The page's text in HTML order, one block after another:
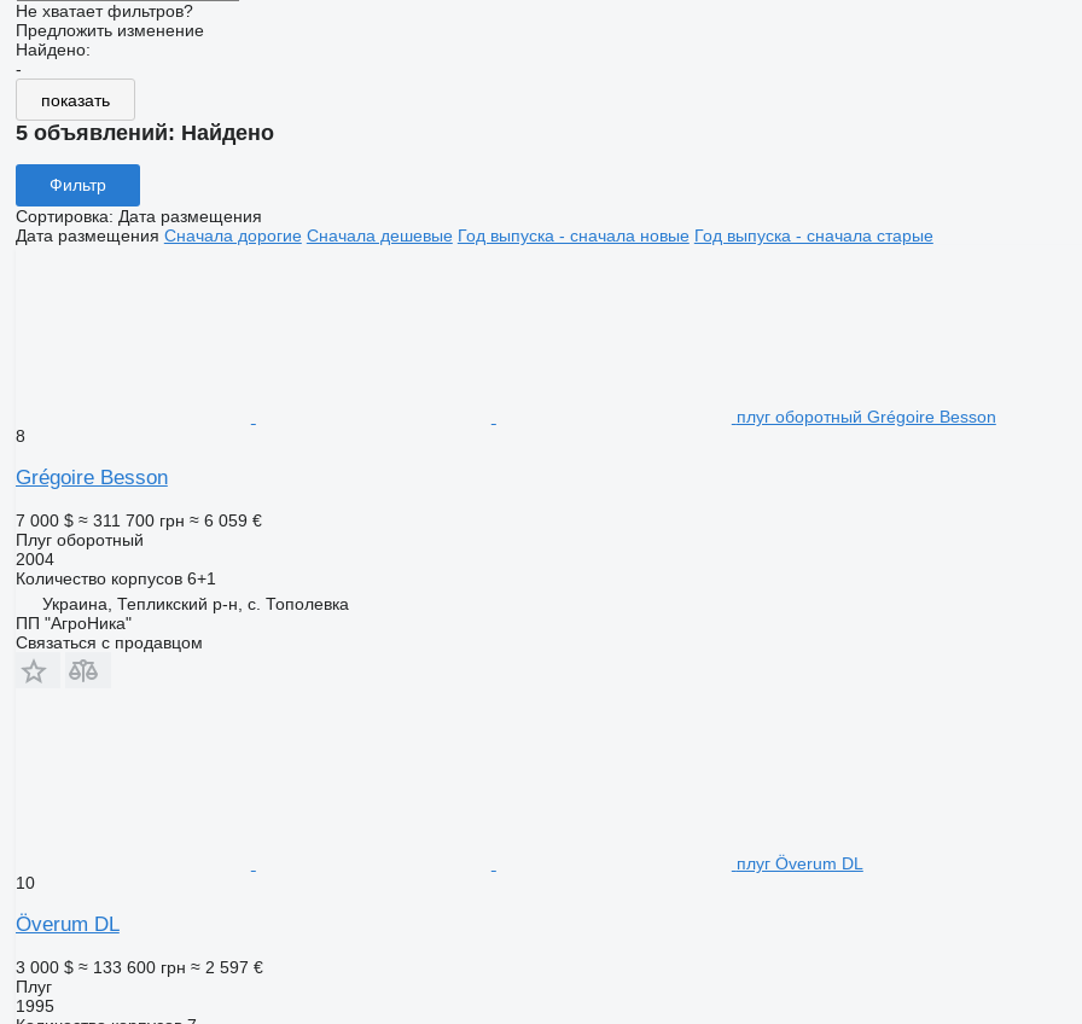
Не хватает фильтров?
Предложить изменение
Найдено:
-
показать
5 объявлений: Найдено
Фильтр
Сортировка: Дата размещения
Дата размещения Сначала дорогие Сначала дешевые Год выпуска - сначала новые Год выпуска - сначала старые
плуг оборотный Grégoire Besson
8
Grégoire Besson
7 000 $ ≈ 311 700 грн ≈ 6 059 €
Плуг оборотный
2004
Количество корпусов 6+1
Украина, Тепликский р-н, с. Тополевка
ПП "АгроНика"
Связаться с продавцом
плуг Överum DL
10
Överum DL
3 000 $ ≈ 133 600 грн ≈ 2 597 €
Плуг
1995